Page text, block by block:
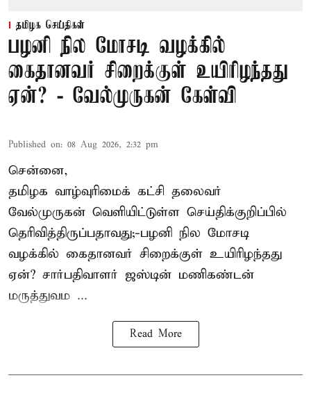
தமிழக செய்திகள்
பழனி நில மோசடி வழக்கில்
கைதானவர் சிறைக்குள் உயிரிழந்தது
ஏன்? - வேல்முருகன் கேள்வி
Published on: 08 Aug 2026, 2:32 pm
சென்னை,
தமிழக வாழ்வுரிமைக் கட்சி தலைவர்
வேல்முருகன் வெளியிட்டுள்ள செய்திக்குறிப்பில்
தெரிவித்திருப்பதாவது;-பழனி நில மோசடி
வழக்கில் கைதானவர் சிறைக்குள் உயிரிழந்தது
ஏன்? சார்பதிவாளர் ஜஸ்டின் மணிகண்டன்
மருத்துவம ...
Read More